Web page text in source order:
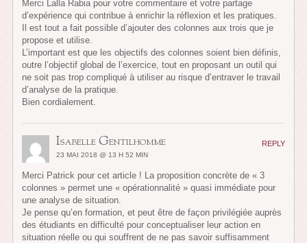
Merci Lalla Rabia pour votre commentaire et votre partage
d’expérience qui contribue à enrichir la réflexion et les pratiques.
Il est tout a fait possible d’ajouter des colonnes aux trois que je
propose et utilise.
L’important est que les objectifs des colonnes soient bien définis,
outre l’objectif global de l’exercice, tout en proposant un outil qui
ne soit pas trop compliqué à utiliser au risque d’entraver le travail
d’analyse de la pratique.
Bien cordialement.
Isabelle Gentilhomme
23 MAI 2018 @ 13 H 52 MIN
Merci Patrick pour cet article ! La proposition concrète de « 3
colonnes » permet une « opérationnalité » quasi immédiate pour
une analyse de situation.
Je pense qu’en formation, et peut être de façon privilégiée auprès
des étudiants en difficulté pour conceptualiser leur action en
situation réelle ou qui souffrent de ne pas savoir suffisamment
REPLY